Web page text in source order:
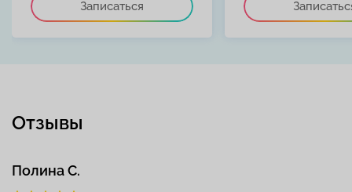
Записаться
Отзывы
Полина С.